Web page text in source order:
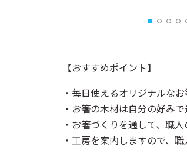
【おすすめポイント】
・毎日使えるオリジナルな
・お箸の木材は自分の好みで
・お箸づくりを通して、職人
・工房を案内しますので、